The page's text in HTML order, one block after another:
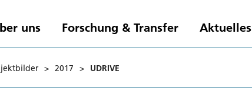
uns Forschung & Transfer Aktuelles
> 2017 > UDRIVE